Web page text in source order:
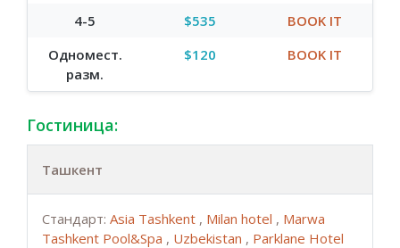
4-5
$535
BOOK IT
Одномест.
разм.
$120 BOOK IT
Гостиница:
Ташкент
Стандарт: Asia Tashkent , Milan hotel , Marwa
Tashkent Pool&Spa , Uzbekistan , Parklane Hotel